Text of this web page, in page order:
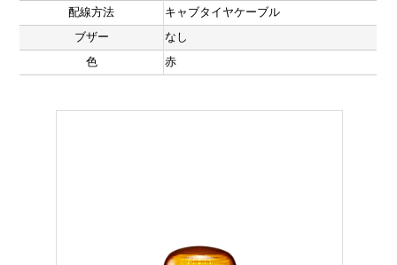
配線方法
キャブタイヤケーブル
ブザー
なし
色
赤